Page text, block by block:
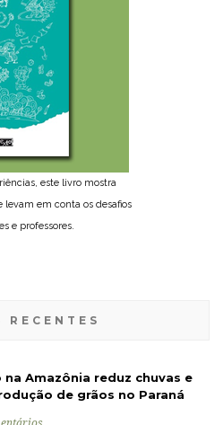
este livro mostra
levam em conta os desafios
e professores.
RECENTES
Amazônia reduz chuvas e
de grãos no Paraná